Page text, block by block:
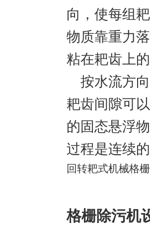
向，使每组
物质靠重力
粘在耙齿上
按水流方向
耙齿间隙可
的固态悬浮
过程是连续
回转耙式机械格
格栅除污机